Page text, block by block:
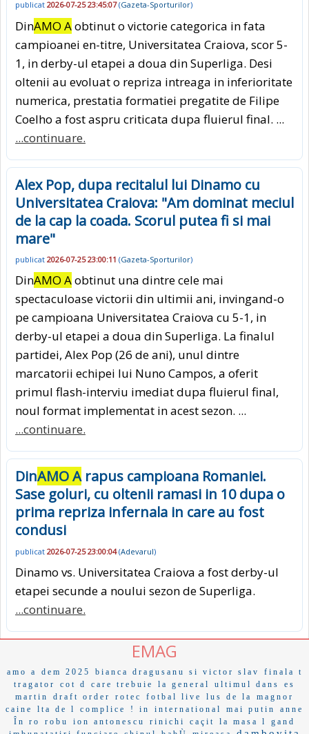
publicat 2026-07-25 23:45:07(Gazeta-Sporturilor)
DinAMO Aobtinut o victorie categorica in fata
campioanei en-titre, Universitatea Craiova, scor 5-
1, in derby-ul etapei a doua din Superliga. Desi
oltenii au evoluat o repriza intreaga in inferioritate
numerica, prestatia formatiei pregatite de Filipe
Coelho a fost aspru criticata dupa fluierul final. ...
...continuare.
Alex Pop, dupa recitalul lui Dinamo cu
Universitatea Craiova: "Am dominat meciul
de la cap la coada. Scorul putea fi si mai
mare"
publicat 2026-07-25 23:00:11 (Gazeta-Sporturilor)
DinAMO Aobtinut una dintre cele mai
spectaculoase victorii din ultimii ani, invingand-o
pe campioana Universitatea Craiova cu 5-1, in
derby-ul etapei a doua din Superliga. La finalul
partidei, Alex Pop (26 de ani), unul dintre
marcatorii echipei lui Nuno Campos, a oferit
primul flash-interviu imediat dupa fluierul final,
noul format implementat in acest sezon. ...
...continuare.
DinAMO Arapus campioana Romaniei.
Sase goluri, cu oltenii ramasi in 10 dupa o
prima repriza infernala in care au fost
condusi
publicat 2026-07-25 23:00:04(Adevarul)
Dinamo vs. Universitatea Craiova a fost derby-ul
etapei secunde a noului sezon de Superliga.
...continuare.
EMAG
amo a dem 2025 bianca dragusanu si victor slav
finala t
tragator
cot d care trebuie la general ultimul dans
es
martin
draft order rotec fotbal live lus de la
magnor
caine
lta de l complice ! in international mai putin
anne
În ro
robu ion antonescu rinichi caçit la masa l
gand